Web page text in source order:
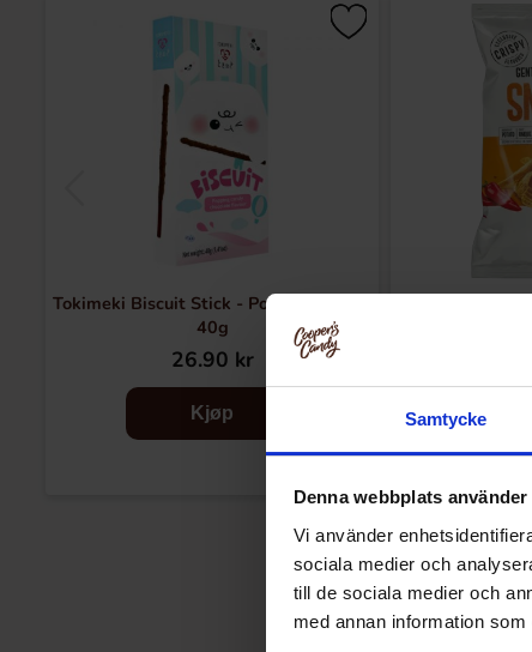
Samtycke
Denna webbplats
Vi använder
sociala medier och
till de sociala medier och
med annan information
Tokimeki Biscuit Stick - Popping Candy
40g
26.90 kr
Kjøp